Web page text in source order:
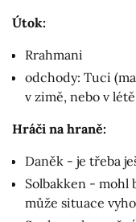
Útok:
Rrahmani
odchody: Tuci
v zimě, nebo v
Hráči na hraně:
Daněk - je třeba
Solbakken - mohl
může situace